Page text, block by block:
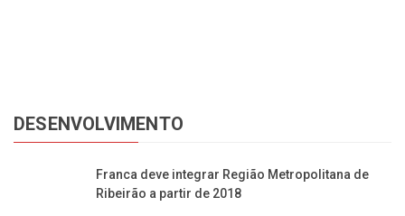
DESENVOLVIMENTO
Franca deve integrar Região Metropolitana de
Ribeirão a partir de 2018